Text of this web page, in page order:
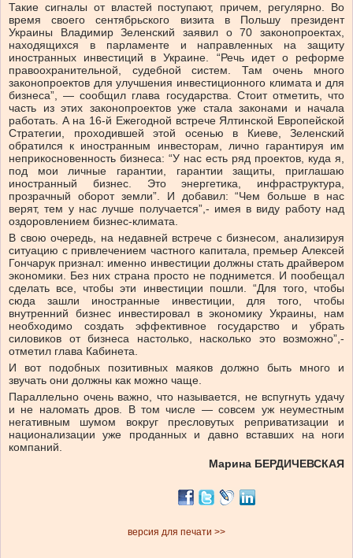
Такие сигналы от властей поступают, причем, регулярно. Во
время своего сентябрьского визита в Польшу президент
Украины Владимир Зеленский заявил о 70 законопроектах,
находящихся в парламенте и направленных на защиту
иностранных инвестиций в Украине. “Речь идет о реформе
правоохранительной, судебной систем. Там очень много
законопроектов для улучшения инвестиционного климата и для
бизнеса”, — сообщил глава государства. Стоит отметить, что
часть из этих законопроектов уже стала законами и начала
работать. А на 16-й Ежегодной встрече Ялтинской Европейской
Стратегии, проходившей этой осенью в Киеве, Зеленский
обратился к иностранным инвесторам, лично гарантируя им
неприкосновенность бизнеса: “У нас есть ряд проектов, куда я,
под мои личные гарантии, гарантии защиты, приглашаю
иностранный бизнес. Это энергетика, инфраструктура,
прозрачный оборот земли”. И добавил: “Чем больше в нас
верят, тем у нас лучше получается”,- имея в виду работу над
оздоровлением бизнес-климата.
В свою очередь, на недавней встрече с бизнесом, анализируя
ситуацию с привлечением частного капитала, премьер Алексей
Гончарук признал: именно инвестиции должны стать драйвером
экономики. Без них страна просто не поднимется. И пообещал
сделать все, чтобы эти инвестиции пошли. “Для того, чтобы
сюда зашли иностранные инвестиции, для того, чтобы
внутренний бизнес инвестировал в экономику Украины, нам
необходимо создать эффективное государство и убрать
силовиков от бизнеса настолько, насколько это возможно”,-
отметил глава Кабинета.
И вот подобных позитивных маяков должно быть много и
звучать они должны как можно чаще.
Параллельно очень важно, что называется, не вспугнуть удачу
и не наломать дров. В том числе — совсем уж неуместным
негативным шумом вокруг пресловутых реприватизации и
национализации уже проданных и давно вставших на ноги
компаний.
Марина БЕРДИЧЕВСКАЯ
версия для печати >>